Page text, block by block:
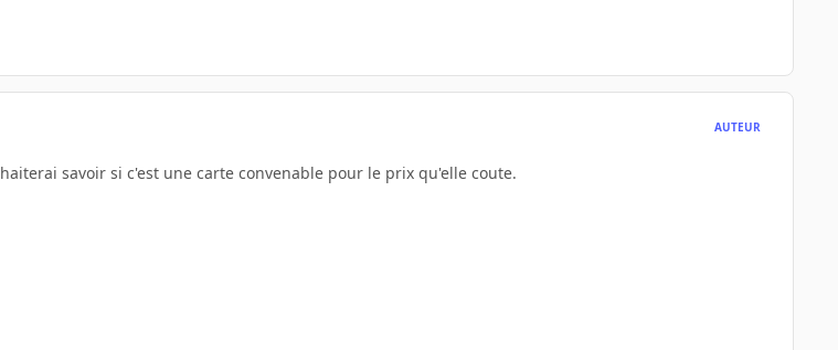
AUTEUR
savoir si c'est une carte convenable pour le prix qu'elle coute.